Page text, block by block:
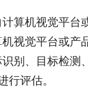
机视觉平台
视觉平台或产
别、目标检测
行评估。